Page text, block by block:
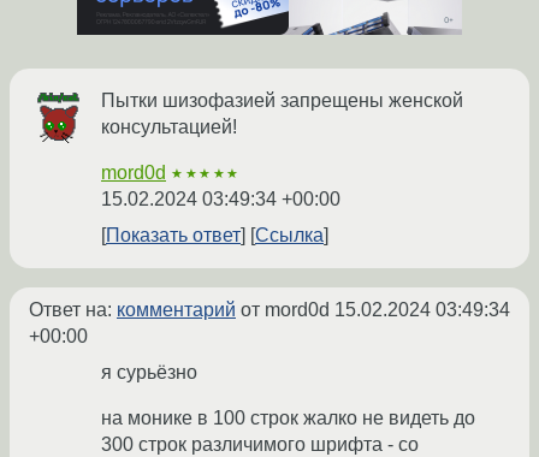
Пытки шизофазией запрещены женской
консультацией!
mord0d ★★★★★
15.02.2024 03:49:34 +00:00
Показать ответ
Ссылка
Ответ на: комментарий от mord0d 15.02.2024 03:49:34
+00:00
я сурьёзно
на монике в 100 строк жалко не видеть до
300 строк различимого шрифта - со